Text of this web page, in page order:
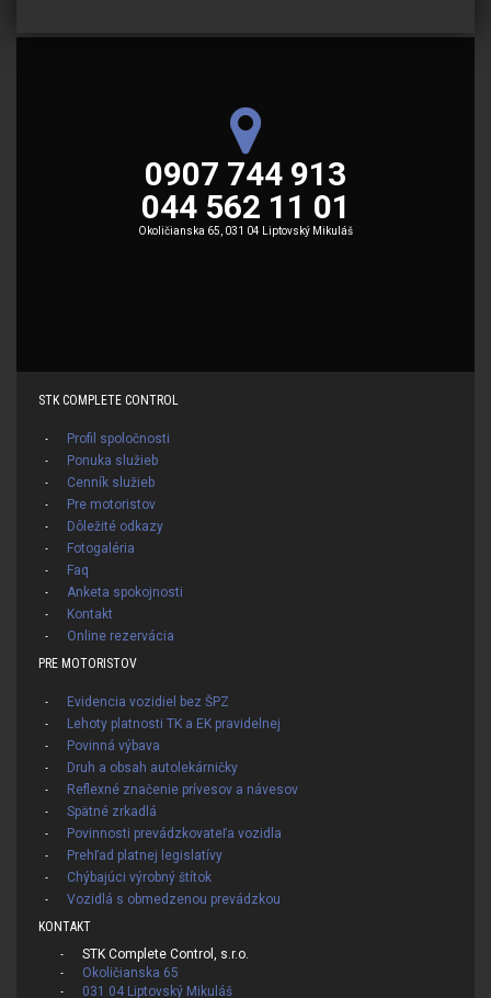
0907 744 913
044 562 11 01
Okoličianska 65, 031 04 Liptovský Mikuláš
STK COMPLETE CONTROL
Profil spoločnosti
Ponuka služieb
Cenník služieb
Pre motoristov
Dôležité odkazy
Fotogaléria
Faq
Anketa spokojnosti
Kontakt
Online rezervácia
PRE MOTORISTOV
Evidencia vozidiel bez ŠPZ
Lehoty platnosti TK a EK pravidelnej
Povinná výbava
Druh a obsah autolekárničky
Reflexné značenie prívesov a návesov
Spätné zrkadlá
Povinnosti prevádzkovateľa vozidla
Prehľad platnej legislatívy
Chýbajúci výrobný štítok
Vozidlá s obmedzenou prevádzkou
KONTAKT
STK Complete Control, s.r.o.
Okoličianska 65
031 04 Liptovský Mikuláš